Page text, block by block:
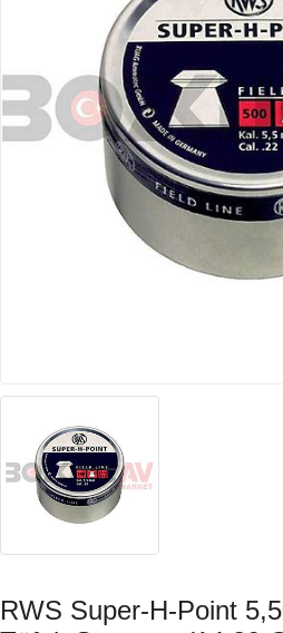
RWS Super-H-Point